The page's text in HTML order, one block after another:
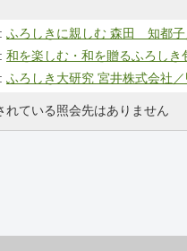
ふろしきに親しむ 森田 知都子
和を楽しむ・和を贈るふろしき
ふろしき大研究 宮井株式会社
れている照会先はありません